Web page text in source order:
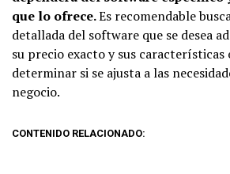
que lo ofrece.Es recomendable
detallada del software que se desea
su precio exacto y sus características
determinar si se ajusta a las
negocio.
CONTENIDO RELACIONADO: